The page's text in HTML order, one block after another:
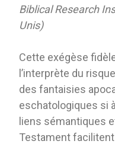
Biblical Research
Unis)
Cette exégèse
l’interprète du
des fantaisies
eschatologiques si
liens sémantiques
Testament